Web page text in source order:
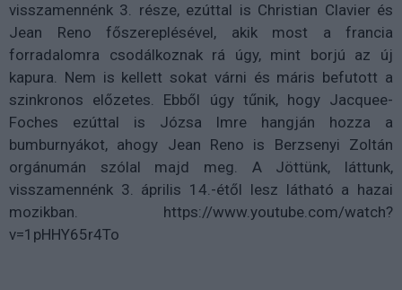
visszamennénk 3. része, ezúttal is Christian Clavier és
Jean Reno főszereplésével, akik most a francia
forradalomra csodálkoznak rá úgy, mint borjú az új
kapura. Nem is kellett sokat várni és máris befutott a
szinkronos előzetes. Ebből úgy tűnik, hogy Jacquee-
Foches ezúttal is Józsa Imre hangján hozza a
bumburnyákot, ahogy Jean Reno is Berzsenyi Zoltán
orgánumán szólal majd meg. A Jöttünk, láttunk,
visszamennénk 3. április 14.-étől lesz látható a hazai
mozikban. https://www.youtube.com/watch?
v=1pHHY65r4To